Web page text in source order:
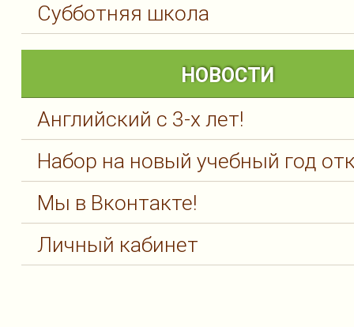
Субботняя школа
НОВОСТИ
Английский с 3-х лет!
Набор на новый учебный год
Мы в Вконтакте!
Личный кабинет